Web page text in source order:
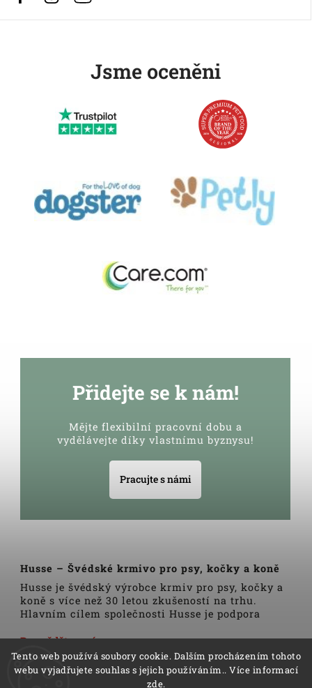
Tento web používá soubory cookie. Dalším procházením tohoto
webu vyjadřujete souhlas s jejich používáním.. Více informací
zde.
Jsme oceněni
Přidejte se k nám!
Mějte flexibilní pracovní dobu a
vydělávejte díky vlastnímu byznysu!
Pracujte s námi
Husse – Švédské krmivo pro psy, kočky a koně
Husse je švédský výrobce krmiv pro psy, kočky a
koně s více než 30 letou zkušeností na trhu.
Hlavním cílem společnosti Husse je podpora
Veškerá krmiva, pamlsky a doplňky Husse jsou
vyrobeny pouze z nejkvalitnějších a pečlivě
vybraných surovin. Všechny produkty se vyrábí
podle tradičních skandinávských receptur a
Dozvědět se více